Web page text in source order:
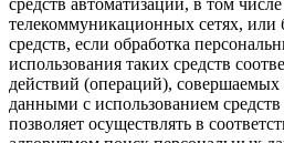
телекоммуникационных сетях, или
средств, если обработка
использования таких средств
действий (операций),
данными с использованием средств
позволяет осуществлять в